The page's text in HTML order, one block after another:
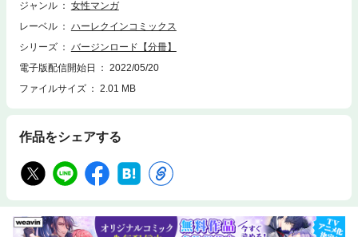
ジャンル
女性マンガ
レーベル
ハーレクインコミックス
シリーズ
バージンロード【分冊】
電子版配信開始日
2022/05/20
ファイルサイズ
2.01 MB
作品をシェアする